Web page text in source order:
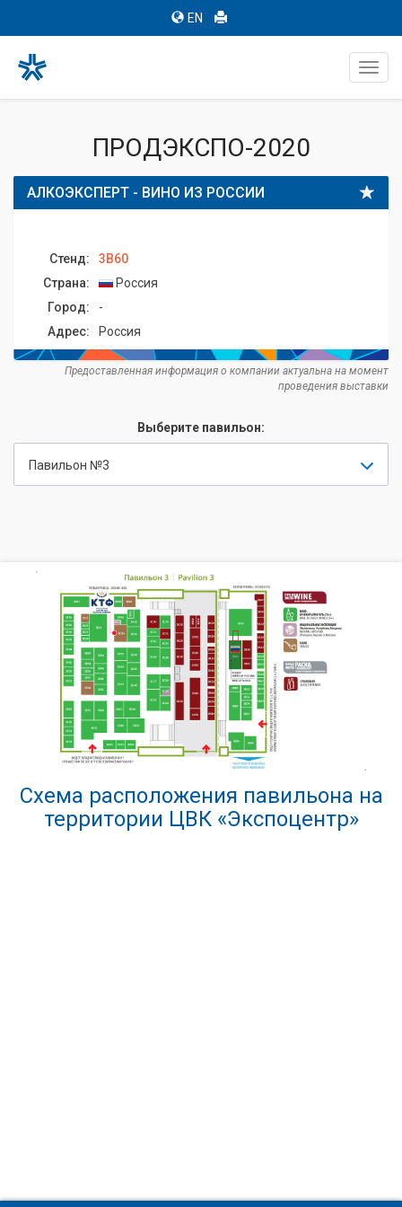
EN
ПРОДЭКСПО-2020
АЛКОЭКСПЕРТ - ВИНО ИЗ РОССИИ
Стенд:
3B60
Страна:
Россия
Город:
-
Адрес:
Россия
Предоставленная информация о компании актуальна на момент
проведения выставки
Выберите павильон:
Павильон №3
Схема расположения павильона на
территории ЦВК «Экспоцентр»